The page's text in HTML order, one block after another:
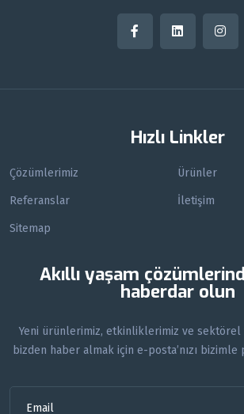
Hızlı Linkler
Çözümlerimiz Ürünler
Referanslar İletişim
Sitemap
Akıllı yaşam
haberdar olun
Yeni ürünlerimiz, etkinliklerimiz ve sektörel
bizden haber almak için e-posta’nızı bizimle